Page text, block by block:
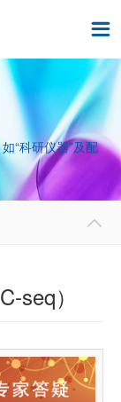

“科研仪器”及配

seq）